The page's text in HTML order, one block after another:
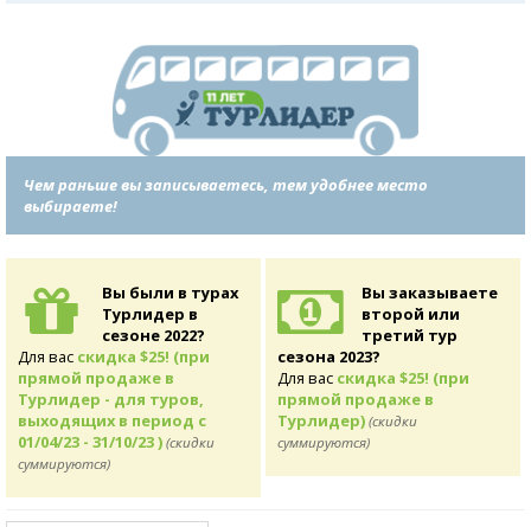
Чем раньше вы записываетесь, тем удобнее место
выбираете!
Вы были в турах
Турлидер в
сезоне 2022?
Для вас скидка $25! (при
прямой продаже в
Турлидер - для туров,
выходящих в период с
01/04/23 - 31/10/23 ) (скидки
суммируются)
Вы заказываете
второй или
третий тур
сезона 2023?
Для вас скидка $25! (при
прямой продаже в
Турлидер) (скидки
суммируются)